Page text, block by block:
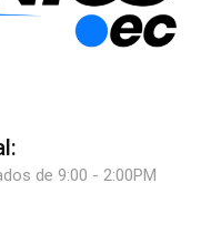
de 9:00 - 2:00PM